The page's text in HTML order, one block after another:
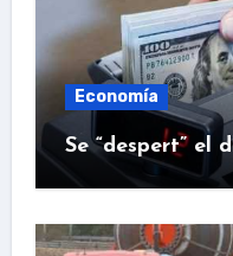
Economía
Se “despert” el